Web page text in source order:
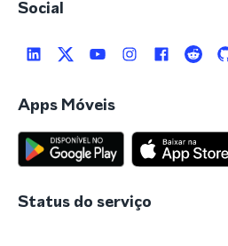
Social
Apps Móveis
Status do serviço